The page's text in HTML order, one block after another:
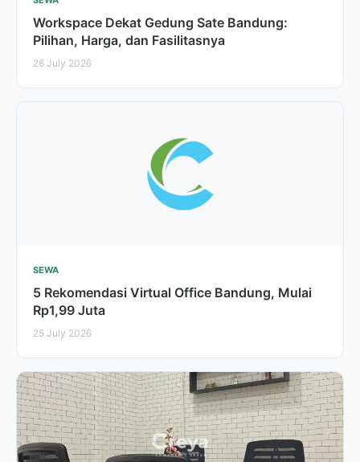
Workspace Dekat Gedung Sate Bandung:
Pilihan, Harga, dan Fasilitasnya
26 July 2026
SEWA
5 Rekomendasi Virtual Office Bandung, Mulai
Rp1,99 Juta
25 July 2026